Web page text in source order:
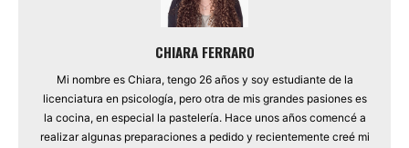
CHIARA FERRARO
Mi nombre es Chiara, tengo 26 años y soy estudiante de la
licenciatura en psicología, pero otra de mis grandes pasiones es
la cocina, en especial la pastelería. Hace unos años comencé a
realizar algunas preparaciones a pedido y recientemente creé mi